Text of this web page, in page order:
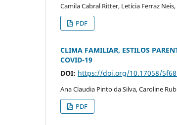
Camila Cabral Ritter, Letícia Ferraz
PDF
CLIMA FAMILIAR, ESTILOS
COVID-19
DOI: https://doi.org/10.17058/
Ana Claudia Pinto da Silva, Caroline
PDF